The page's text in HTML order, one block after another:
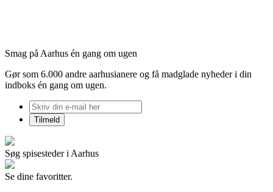
Smag på Aarhus én gang om ugen
Gør som 6.000 andre aarhusianere og få madglade nyheder i din
indboks én gang om ugen.
Søg spisesteder i Aarhus
Se dine favoritter.